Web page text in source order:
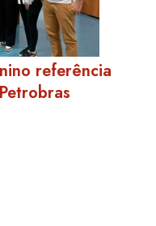
referência